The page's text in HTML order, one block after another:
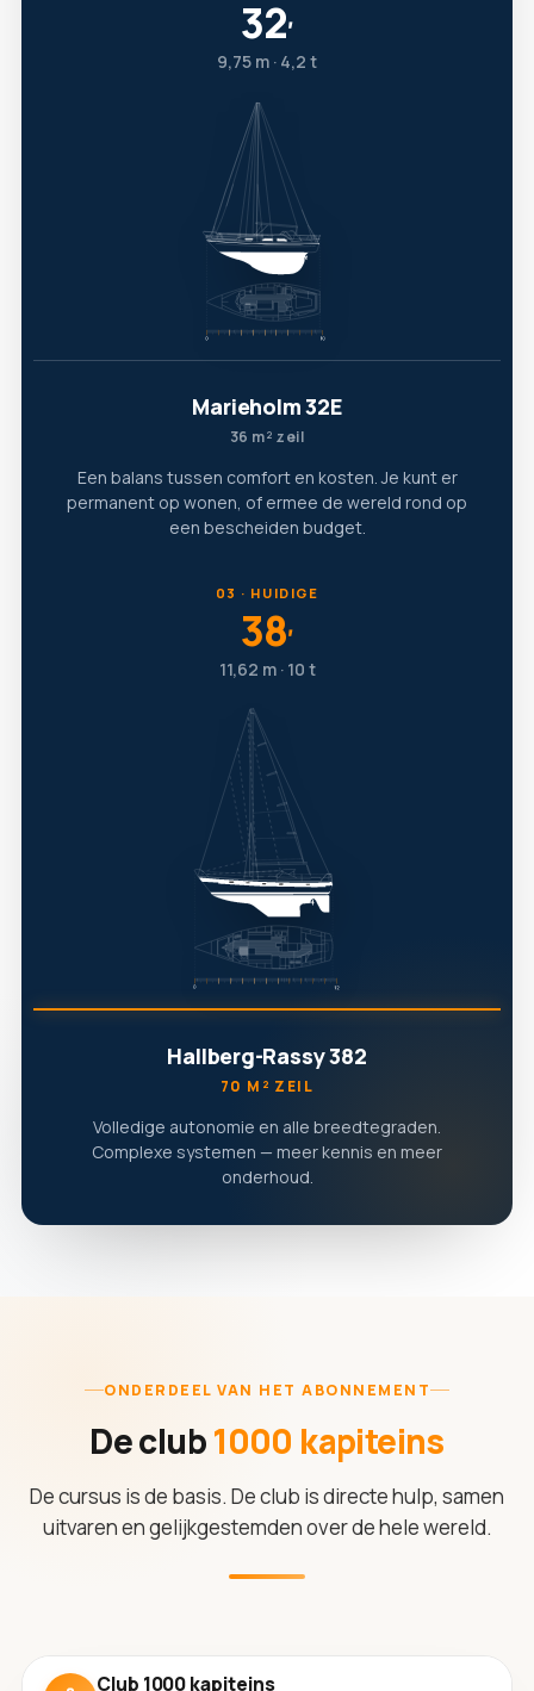
32′
9,75 m · 4,2 t
Marieholm 32E
36 m² zeil
Een balans tussen comfort en kosten. Je kunt er
permanent op wonen, of ermee de wereld rond op
een bescheiden budget.
03 · HUIDIGE
38′
11,62 m · 10 t
Hallberg-Rassy 382
70 M² ZEIL
Volledige autonomie en alle breedtegraden.
Complexe systemen — meer kennis en meer
onderhoud.
ONDERDEEL VAN HET ABONNEMENT
De club1000 kapiteins
De cursus is de basis. De club is directe hulp, samen
uitvaren en gelijkgestemden over de hele wereld.
Club 1000 kapiteins